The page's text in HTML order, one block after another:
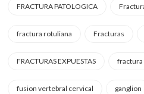
FRACTURA PATOLOGICA
fractura rotuliana Fracturas
FRACTURAS EXPUESTAS fractura
fusion vertebral cervical ganglion